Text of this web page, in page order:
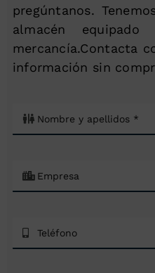
pregúntanos.
almacén
mercancía.Contacta
información sin